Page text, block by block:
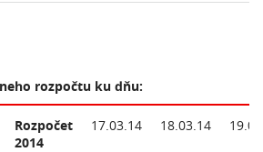
rozpočtu ku dňu:
Rozpočet
2014
17.03.14 18.03.14